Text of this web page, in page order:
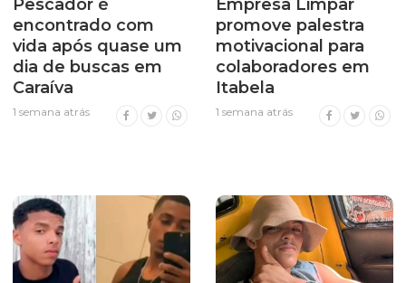
Pescador é
encontrado com
vida após quase um
dia de buscas em
Caraíva
1 semana atrás
Empresa Limpar
promove palestra
motivacional para
colaboradores em
Itabela
1 semana atrás